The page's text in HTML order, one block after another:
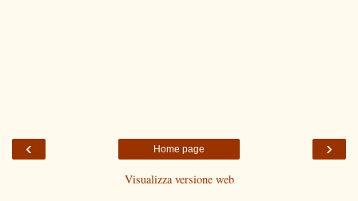
‹ ›
Home page
Visualizza versione web